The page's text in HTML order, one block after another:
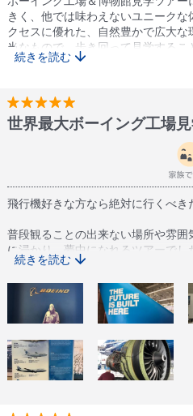
きく、他では味わえないユニーク
クセスに優れた、自然豊かで広大
当なもので、歩き回って見学するこ
とが実感できました。ガイドの方が
続きを読む
世界最大ボーイング工場
飛行機好きな方なら絶対に行くべき
普段観ることの出来ない場所や雰
に浸かり、夢中になれるツアーでし
日本人ガイドの方が宿泊ホテルま
ーに参加出来ますし！
ツアー自体は英語解説ですが、ガ
で飛行機知識も更に深まります！
ツアーに参加してから飛行機に乗
もしれませんよ〜
続きを読む